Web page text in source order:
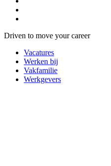
Driven to move your career
Vacatures
Werken bij
Vakfamilie
Werkgevers